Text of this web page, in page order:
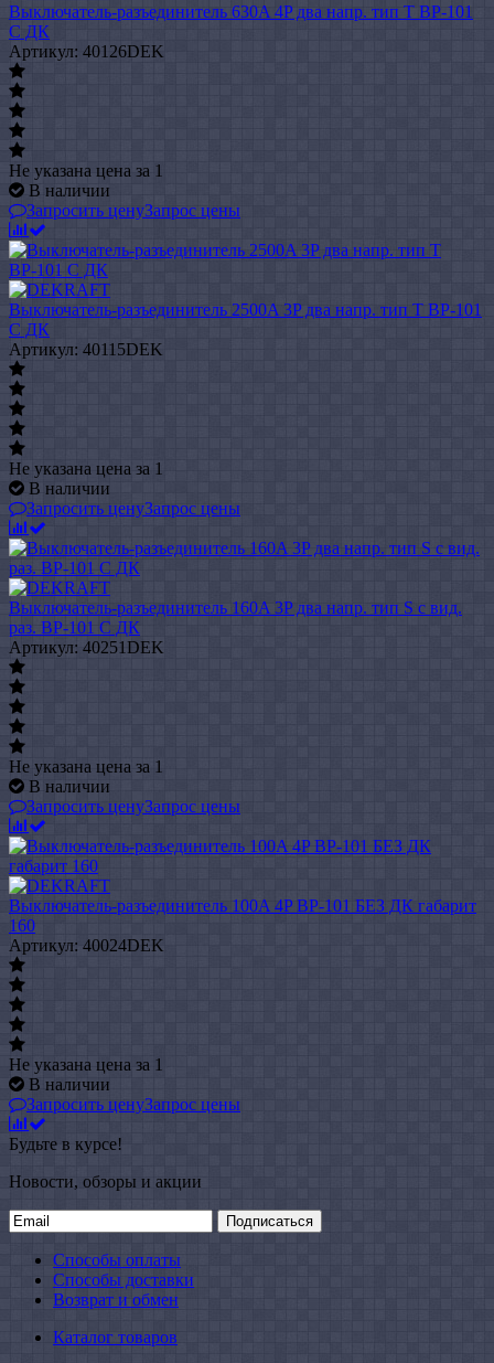
Выключатель-разъединитель 630A 4P два напр. тип Т ВР-101
С ДК
Артикул: 40126DEK
Не указана цена за 1
В наличии
Запросить ценуЗапрос цены
Выключатель-разъединитель 2500A 3P два напр. тип Т ВР-101
С ДК
Артикул: 40115DEK
Не указана цена за 1
В наличии
Запросить ценуЗапрос цены
Выключатель-разъединитель 160A 3P два напр. тип S с вид.
раз. ВР-101 С ДК
Артикул: 40251DEK
Не указана цена за 1
В наличии
Запросить ценуЗапрос цены
Выключатель-разъединитель 100A 4P ВР-101 БЕЗ ДК габарит
160
Артикул: 40024DEK
Не указана цена за 1
В наличии
Запросить ценуЗапрос цены
Будьте в курсе!
Новости, обзоры и акции
Подписаться
Способы оплаты
Способы доставки
Возврат и обмен
Каталог товаров